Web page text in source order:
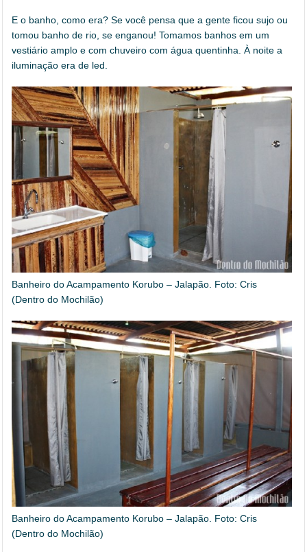
E o banho, como era? Se você pensa que a gente ficou sujo ou
tomou banho de rio, se enganou! Tomamos banhos em um
vestiário amplo e com chuveiro com água quentinha. À noite a
iluminação era de led.
Banheiro do Acampamento Korubo – Jalapão. Foto: Cris
(Dentro do Mochilão)
Banheiro do Acampamento Korubo – Jalapão. Foto: Cris
(Dentro do Mochilão)